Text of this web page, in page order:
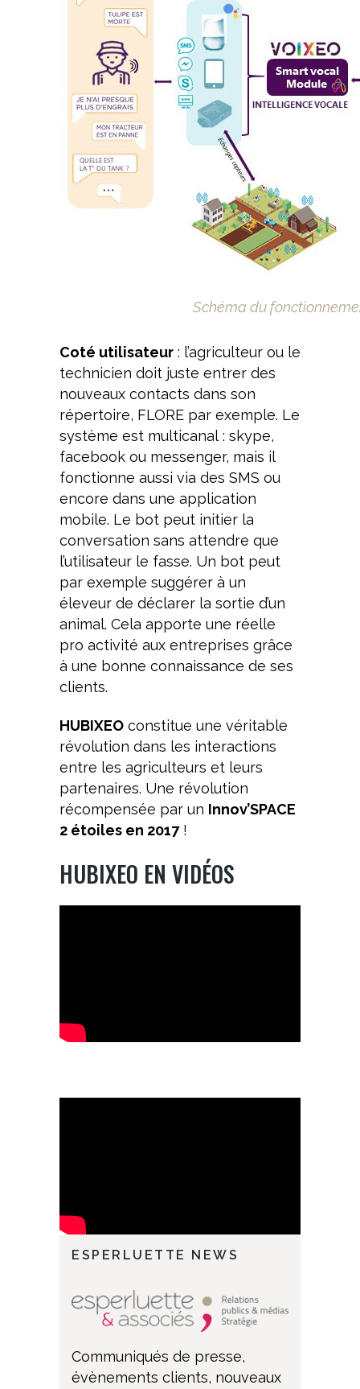
Schéma du
Coté utilisateur : l’agriculteur ou le
technicien doit juste entrer des
nouveaux contacts dans son
répertoire, FLORE par exemple. Le
système est multicanal : skype,
facebook ou messenger, mais il
fonctionne aussi via des SMS ou
encore dans une application
mobile. Le bot peut initier la
conversation sans attendre que
l’utilisateur le fasse. Un bot peut
par exemple suggérer à un
éleveur de déclarer la sortie d’un
animal. Cela apporte une réelle
pro activité aux entreprises grâce
à une bonne connaissance de ses
clients.
HUBIXEO constitue une véritable
révolution dans les interactions
entre les agriculteurs et leurs
partenaires. Une révolution
récompensée par un Innov’SPACE
2 étoiles en 2017!
HUBIXEO EN VIDÉOS
ESPERLUETTE NEWS
Communiqués de presse,
évènements clients, nouveaux